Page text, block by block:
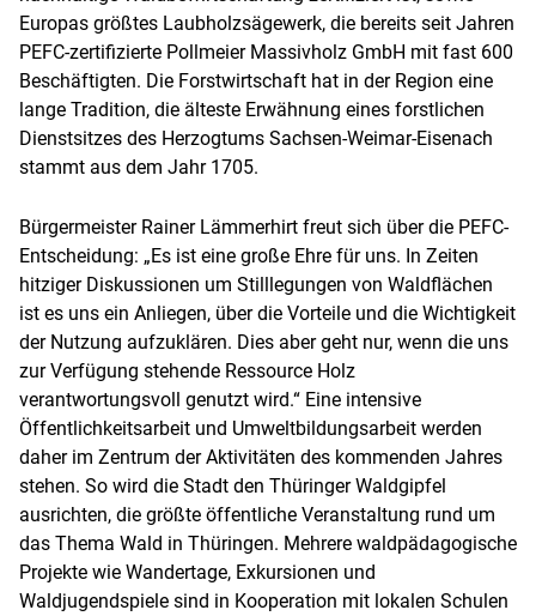
Europas größtes Laubholzsägewerk, die bereits seit Jahren
PEFC-zertifizierte Pollmeier Massivholz GmbH mit fast 600
Beschäftigten. Die Forstwirtschaft hat in der Region eine
lange Tradition, die älteste Erwähnung eines forstlichen
Dienstsitzes des Herzogtums Sachsen-Weimar-Eisenach
stammt aus dem Jahr 1705.
Bürgermeister Rainer Lämmerhirt freut sich über die PEFC-
Entscheidung: „Es ist eine große Ehre für uns. In Zeiten
hitziger Diskussionen um Stilllegungen von Waldflächen
ist es uns ein Anliegen, über die Vorteile und die Wichtigkeit
der Nutzung aufzuklären. Dies aber geht nur, wenn die uns
zur Verfügung stehende Ressource Holz
verantwortungsvoll genutzt wird.“ Eine intensive
Öffentlichkeitsarbeit und Umweltbildungsarbeit werden
daher im Zentrum der Aktivitäten des kommenden Jahres
stehen. So wird die Stadt den Thüringer Waldgipfel
ausrichten, die größte öffentliche Veranstaltung rund um
das Thema Wald in Thüringen. Mehrere waldpädagogische
Projekte wie Wandertage, Exkursionen und
Waldjugendspiele sind in Kooperation mit lokalen Schulen